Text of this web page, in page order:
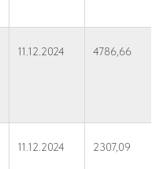
11.12.2024 4786,66
11.12.2024 2307,09